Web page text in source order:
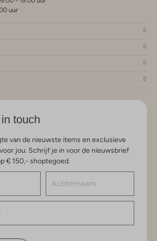
uur
touch
van de nieuwste items en exclusieve
jou. Schrijf je in voor de nieuwsbrief
€ 150,- shoptegoed.